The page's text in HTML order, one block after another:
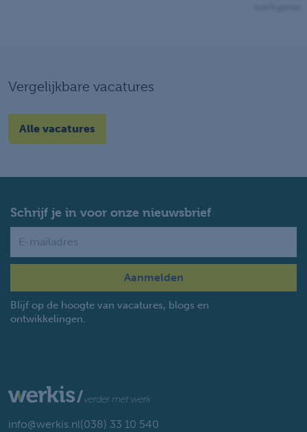
Vergelijkbare vacatures
Alle vacatures
Schrijf je in voor onze nieuwsbrief
Blijf op de hoogte van vacatures, blogs en
ontwikkelingen.
info@werkis.nl(038) 33 10 540